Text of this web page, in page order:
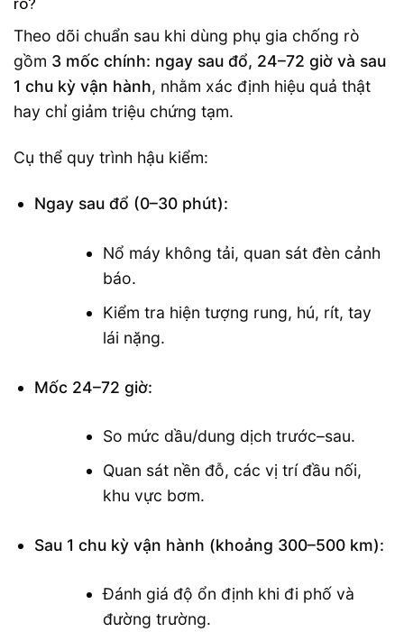
Theo dõi chuẩn sau khi dùng phụ gia chống rò
gồm 3 mốc chính: ngay sau đổ, 24–72 giờ và sau
1 chu kỳ vận hành, nhằm xác định hiệu quả thật
hay chỉ giảm triệu chứng tạm.
Cụ thể quy trình hậu kiểm:
Ngay sau đổ (0–30 phút):
Nổ máy không tải, quan sát đèn cảnh
báo.
Kiểm tra hiện tượng rung, hú, rít, tay
lái nặng.
Mốc 24–72 giờ:
So mức dầu/dung dịch trước–sau.
Quan sát nền đỗ, các vị trí đầu nối,
khu vực bơm.
Sau 1 chu kỳ vận hành (khoảng 300–500 km):
Đánh giá độ ổn định khi đi phố và
đường trường.